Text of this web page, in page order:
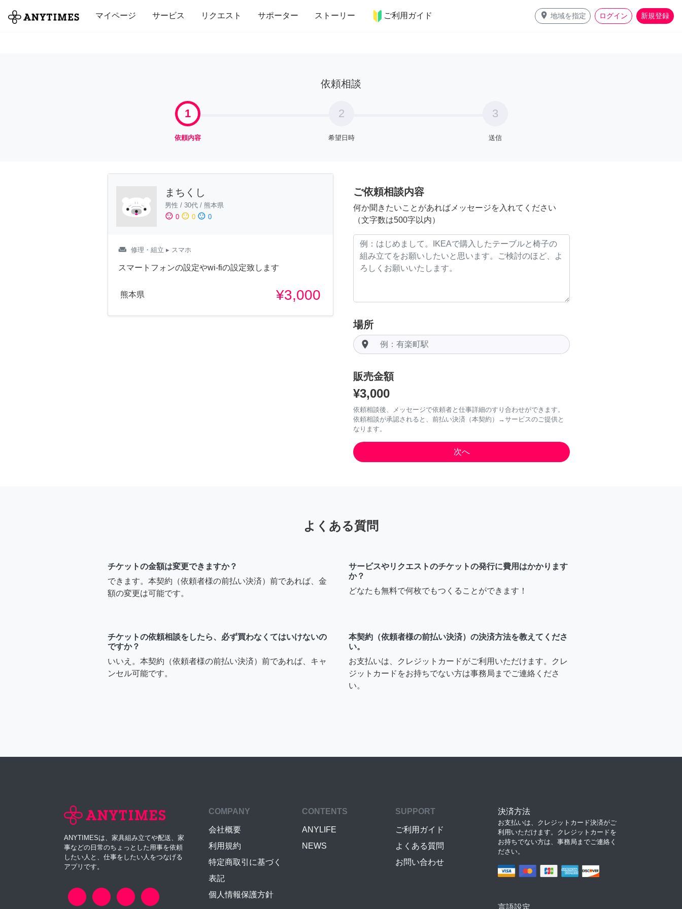
マイページ サービス リクエスト サポーター ストーリー ご利用ガイド place 地域を指定 ログイン 新規登録
全て 修理・組立 家事 引っ越し インテリア 趣味・習い事 ペット 料理
依頼相談
1
依頼内容
2
希望日時
3
送信
まちくし
男性 / 30代 / 熊本県
sentiment_satisfied 0 sentiment_neutral 0 sentiment_dissatisfied 0
weekend 修理・組立 ▸ スマホ
スマートフォンの設定やwi-fiの設定致します
熊本県 ¥3,000
ご依頼相談内容
何か聞きたいことがあればメッセージを入れてください
（文字数は500字以内）
場所
room
販売金額
¥3,000
依頼相談後、メッセージで依頼者と仕事詳細のすり合わせができます。
依頼相談が承認されると、前払い決済（本契約）→サービスのご提供と
なります。
よくある質問
チケットの金額は変更できますか？
できます。本契約（依頼者様の前払い決済）前であれば、金
額の変更は可能です。
サービスやリクエストのチケットの発行に費用はかかります
か？
どなたも無料で何枚でもつくることができます！
チケットの依頼相談をしたら、必ず買わなくてはいけないの
ですか？
いいえ。本契約（依頼者様の前払い決済）前であれば、キャ
ンセル可能です。
本契約（依頼者様の前払い決済）の決済方法を教えてくださ
い。
お支払いは、クレジットカードがご利用いただけます。クレ
ジットカードをお持ちでない方は事務局までご連絡くださ
い。
ANYTIMESは、家具組み立てや配送、家
事などの日常のちょっとした用事を依頼
したい人と、仕事をしたい人をつなげる
アプリです。
COMPANY
会社概要
利用規約
特定商取引に基づく
表記
個人情報保護方針
CONTENTS
ANYLIFE
NEWS
SUPPORT
ご利用ガイド
よくある質問
お問い合わせ
決済方法
お支払いは、クレジットカード決済がご
利用いただけます。クレジットカードを
お持ちでない方は、事務局までご連絡く
ださい。
言語設定